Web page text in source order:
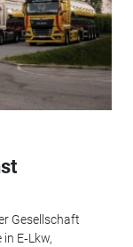
Gesellschaft
E‑Lkw,